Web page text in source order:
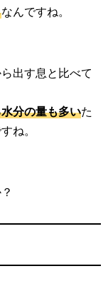
なんですね。
出す息と比べて
分の量も多いた
ね。